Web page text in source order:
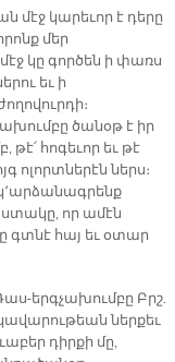
մէջ կարեւոր է դերը
մեր
կը գործեն ի փառս
եւ ի
ծանօթ է իր
թէ՛ հոգեւոր եւ թէ
ոլորտներէն ներս։
որ ամէն
գտնէ հայ եւ օտար
երգչախումբը Բրշ.
ներքեւ
դիրքի մը,